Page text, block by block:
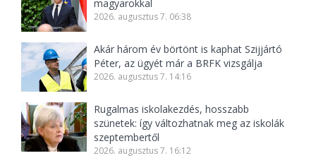
magyarokkal
2026. augusztus 7. 06:38
Akár három év börtönt is kaphat Szijjártó
Péter, az ügyét már a BRFK vizsgálja
2026. augusztus 7. 14:16
Rugalmas iskolakezdés, hosszabb
szünetek: így változhatnak meg az iskolák
szeptembertől
2026. augusztus 7. 16:12